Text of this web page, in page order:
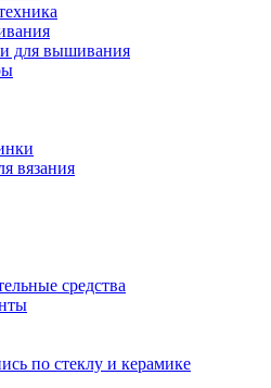
для вышивания
вязания
средства
по стеклу и керамике